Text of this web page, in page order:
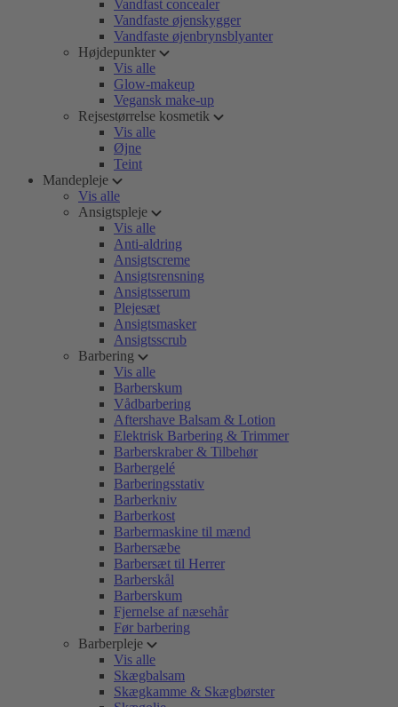
Vandfast concealer
Vandfaste øjenskygger
Vandfaste øjenbrynsblyanter
Højdepunkter
Vis alle
Glow-makeup
Vegansk make-up
Rejsestørrelse kosmetik
Vis alle
Øjne
Teint
Mandepleje
Vis alle
Ansigtspleje
Vis alle
Anti-aldring
Ansigtscreme
Ansigtsrensning
Ansigtsserum
Plejesæt
Ansigtsmasker
Ansigtsscrub
Barbering
Vis alle
Barberskum
Vådbarbering
Aftershave Balsam & Lotion
Elektrisk Barbering & Trimmer
Barberskraber & Tilbehør
Barbergelé
Barberingsstativ
Barberkniv
Barberkost
Barbermaskine til mænd
Barbersæbe
Barbersæt til Herrer
Barberskål
Barberskum
Fjernelse af næsehår
Før barbering
Barberpleje
Vis alle
Skægbalsam
Skægkamme & Skægbørster